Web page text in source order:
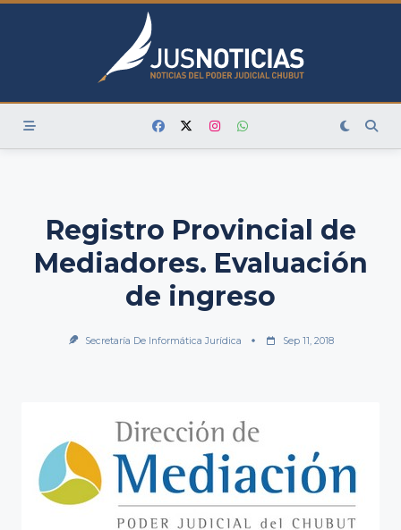
Skip
Registro Provincial de
Mediadores. Evaluación
de ingreso
Secretaría De Informática Jurídica Sep 11, 2018